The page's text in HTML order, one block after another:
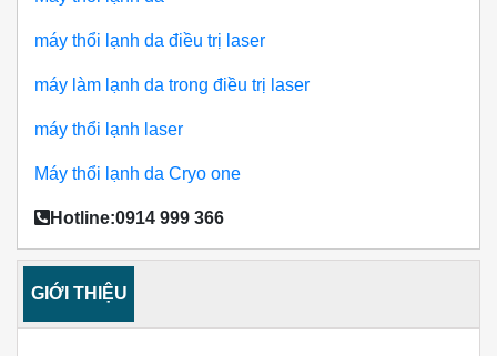
máy thổi lạnh da điều trị laser
máy làm lạnh da trong điều trị laser
máy thổi lạnh laser
Máy thổi lạnh da Cryo one
Hotline:0914 999 366
GIỚI THIỆU